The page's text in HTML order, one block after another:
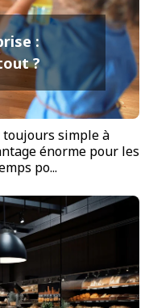
:
?
toujours simple à
énorme pour les
po...